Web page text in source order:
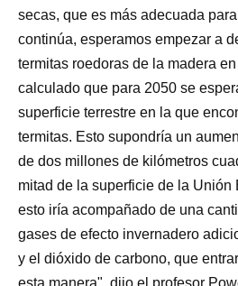
secas, que es más adecuada
continúa, esperamos empezar a
termitas roedoras de la madera
calculado que para 2050 se
superficie terrestre en la que
termitas. Esto supondría un
de dos millones de kilómetros
mitad de la superficie de la Unión
esto iría acompañado de una
gases de efecto invernadero
y el dióxido de carbono, que
esta manera", dijo el profesor